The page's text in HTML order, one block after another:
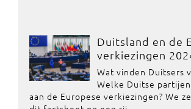
Duitsland en de
verkiezingen
Wat vinden Duitsers
Welke Duitse
aan de Europese verkiezingen? We